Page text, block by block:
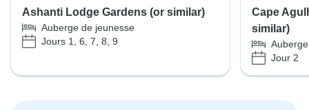
Ashanti Lodge Gardens (or similar)
Auberge de jeunesse
Jours 1, 6, 7, 8, 9
Cape
similar)
Jour 2